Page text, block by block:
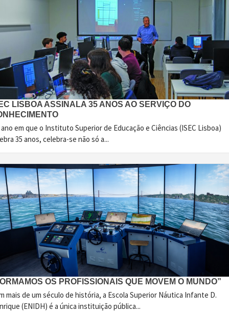
LISBOA ASSINALA 35 ANOS AO SERVIÇO DO
em que o Instituto Superior de Educação e Ciências (ISEC Lisboa)
35 anos, celebra-se não só a...
OS PROFISSIONAIS QUE MOVEM O MUNDO”
mais de um século de história, a Escola Superior Náutica Infante D.
(ENIDH) é a única instituição pública...